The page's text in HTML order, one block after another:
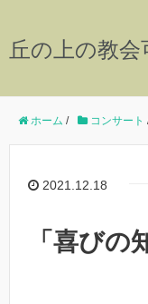
丘の上の教
ホーム / コンサート
2021.12.18
「喜びの